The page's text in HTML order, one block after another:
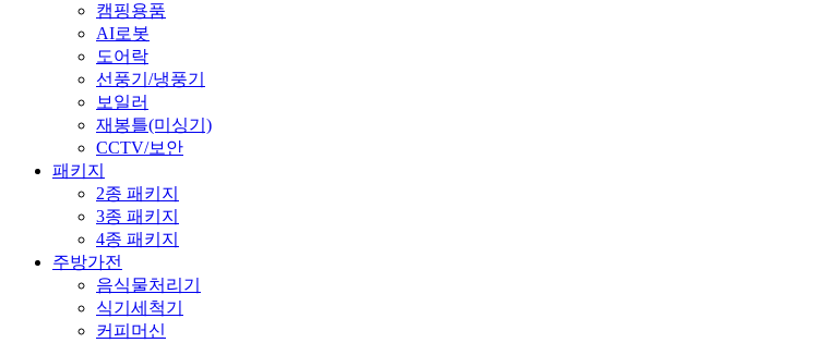
캠핑용품
AI로봇
도어락
선풍기/냉풍기
보일러
재봉틀(미싱기)
CCTV/보안
패키지
2종 패키지
3종 패키지
4종 패키지
주방가전
음식물처리기
식기세척기
커피머신